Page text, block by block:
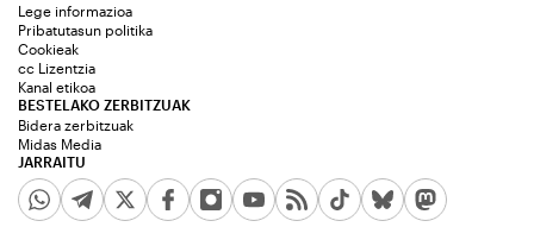
JARRAITU
Lege informazioa
Pribatutasun politika
Cookieak
cc Lizentzia
Kanal etikoa
BESTELAKO ZERBITZUAK
Bidera zerbitzuak
Midas Media